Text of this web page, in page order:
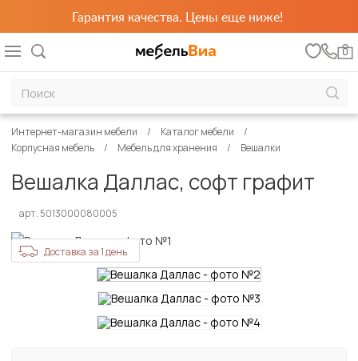
Гарантия качества. Цены еще ниже!
0
Интернет-магазин мебели
Каталог мебели
Корпусная мебель
Мебель для хранения Вешалки
Вешалка Даллас, софт графит
арт. 5013000080005
Доставка за 1 день